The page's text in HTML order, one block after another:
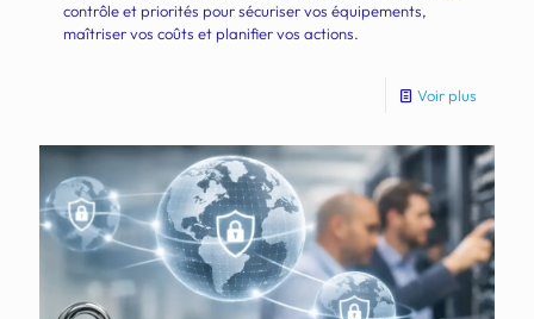
contrôle et priorités pour sécuriser vos équipements,
maîtriser vos coûts et planifier vos actions.
Voir plus